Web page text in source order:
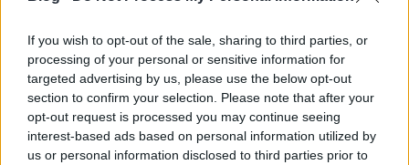
If you wish to opt-out of the sale, sharing to third parties, or
processing of your personal or sensitive information for
targeted advertising by us, please use the below opt-out
section to confirm your selection. Please note that after your
opt-out request is processed you may continue seeing
interest-based ads based on personal information utilized by
us or personal information disclosed to third parties prior to
miattam a dolgot. Mikor hazajöttem, még mindig
embereket, már az új műfajt alkalmazva.
Ignácz Ádám:
Miben lehet ennek a műfajnak a lényegét
megragadni, s miképpen vált alkalmazhatóvá
mindez azExtázis 7-től 10-igre?